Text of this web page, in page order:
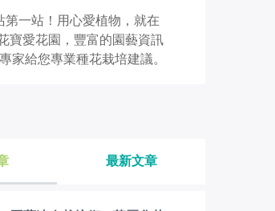
第一站！用心愛植物，就在
寶愛花園，豐富的園藝資訊
家給您專業種花栽培建議。
最新文章